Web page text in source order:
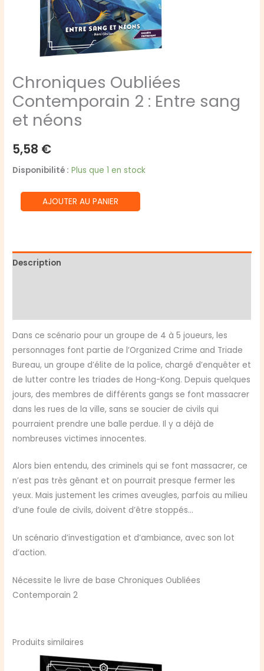
Chroniques Oubliées
Contemporain 2 : Entre sang
et néons
5,58 €
Disponibilité : Plus que 1 en stock
quantité
de
Contemporain
et
néons
AJOUTER AU PANIER
Description
Dans ce scénario pour un groupe de 4 à 5 joueurs, les
personnages font partie de l’Organized Crime and Triade
Bureau, un groupe d’élite de la police, chargé d’enquêter et
de lutter contre les triades de Hong-Kong. Depuis quelques
jours, des membres de différents gangs se font massacrer
dans les rues de la ville, sans se soucier de civils qui
pourraient prendre une balle perdue. Il y a déjà de
nombreuses victimes innocentes.
Alors bien entendu, des criminels qui se font massacrer, ce
n’est pas très gênant et on pourrait presque fermer les
yeux. Mais justement les crimes aveugles, parfois au milieu
d’une foule de civils, doivent d’être stoppés…
Un scénario d’investigation et d’ambiance, avec son lot
d’action.
Nécessite le livre de base Chroniques Oubliées
Contemporain 2
Produits similaires